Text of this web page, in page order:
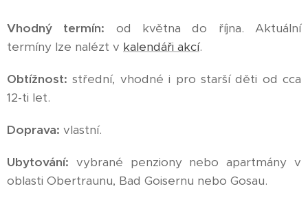
Vhodný termín: od května do října. Aktuální
termíny lze nalézt v kalendáři akcí.
Obtížnost: střední, vhodné i pro starší děti od cca
12-ti let.
Doprava: vlastní.
Ubytování: vybrané penziony nebo apartmány v
oblasti Obertraunu, Bad Goisernu nebo Gosau.